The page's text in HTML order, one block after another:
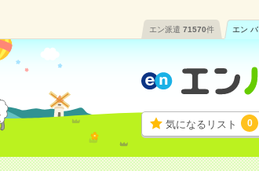
エン派遣 71570件 エン バ
気になるリスト 0